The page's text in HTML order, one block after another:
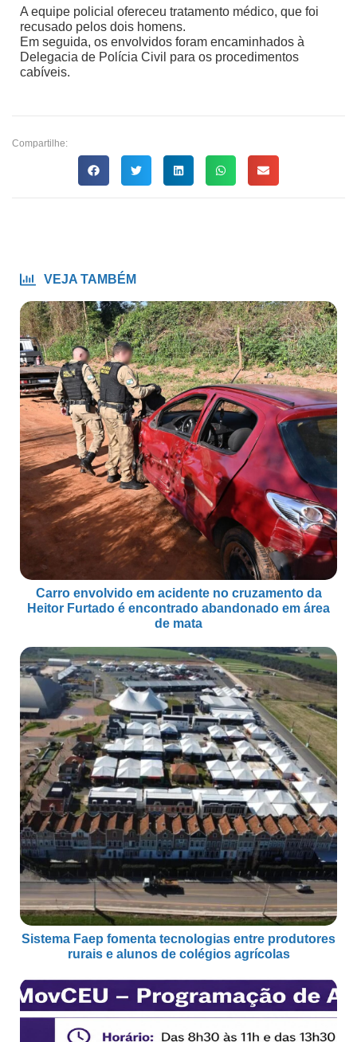
A equipe policial ofereceu tratamento médico, que foi
recusado pelos dois homens.
Em seguida, os envolvidos foram encaminhados à
Delegacia de Polícia Civil para os procedimentos
cabíveis.
Compartilhe:
VEJA TAMBÉM
Carro envolvido em acidente no cruzamento da
Heitor Furtado é encontrado abandonado em área
de mata
Sistema Faep fomenta tecnologias entre produtores
rurais e alunos de colégios agrícolas